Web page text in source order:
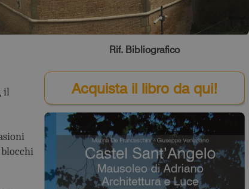
il
Rif. Bibliografico
Acquista il libro da qui!